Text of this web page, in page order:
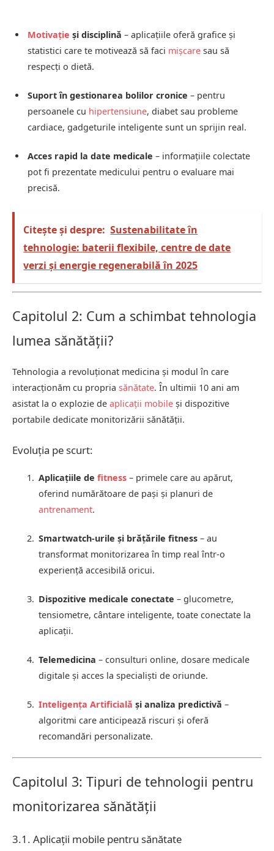
Motivație și disciplină – aplicațiile oferă grafice și
statistici care te motivează să faci mișcare sau să
respecți o dietă.
Suport în gestionarea bolilor cronice – pentru
persoanele cu hipertensiune, diabet sau probleme
cardiace, gadgeturile inteligente sunt un sprijin real.
Acces rapid la date medicale – informațiile colectate
pot fi prezentate medicului pentru o evaluare mai
precisă.
Citește și despre: Sustenabilitate în
tehnologie: baterii flexibile, centre de date
verzi și energie regenerabilă în 2025
Capitolul 2: Cum a schimbat tehnologia
lumea sănătății?
Tehnologia a revoluționat medicina și modul în care
interacționăm cu propria sănătate. În ultimii 10 ani am
asistat la o explozie de aplicații mobile și dispozitive
portabile dedicate monitorizării sănătății.
Evoluția pe scurt:
Aplicațiile de fitness – primele care au apărut,
oferind numărătoare de pași și planuri de
antrenament.
Smartwatch-urile și brățările fitness – au
transformat monitorizarea în timp real într-o
experiență accesibilă oricui.
Dispozitive medicale conectate – glucometre,
tensiometre, cântare inteligente, toate conectate la
aplicații.
Telemedicina – consulturi online, dosare medicale
digitale și acces la specialiști de oriunde.
Inteligența Artificială și analiza predictivă –
algoritmi care anticipează riscuri și oferă
recomandări personalizate.
Capitolul 3: Tipuri de tehnologii pentru
monitorizarea sănătății
3.1. Aplicații mobile pentru sănătate